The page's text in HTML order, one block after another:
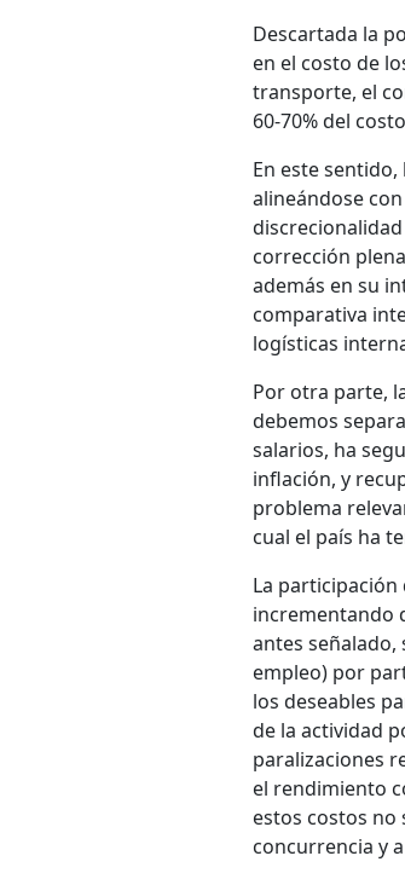
Descartada la
en el costo de
transporte, el
60-70% del
En este
alineándose
corrección
además en su
comparativa
logísticas
Por otra parte,
debemos
salarios, ha
inflación, y
problema
cual el país ha
La
incrementando
antes señalado,
empleo) por
los deseables
de la actividad
paralizaciones
el rendimiento
estos costos no
concurrencia y